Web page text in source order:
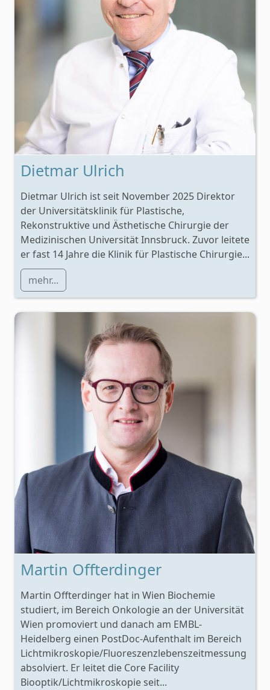
Dietmar Ulrich
Dietmar Ulrich ist seit November 2025 Direktor
der Universitätsklinik für Plastische,
Rekonstruktive und Ästhetische Chirurgie der
Medizinischen Universität Innsbruck. Zuvor leitete
er fast 14 Jahre die Klinik für Plastische Chirurgie...
mehr...
Martin Offterdinger
Martin Offterdinger hat in Wien Biochemie
studiert, im Bereich Onkologie an der Universität
Wien promoviert und danach am EMBL-
Heidelberg einen PostDoc-Aufenthalt im Bereich
Lichtmikroskopie/Fluoreszenzlebenszeitmessung
absolviert. Er leitet die Core Facility
Biooptik/Lichtmikroskopie seit...